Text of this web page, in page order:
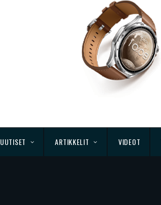
UUTISET ARTIKKELIT VIDEOT